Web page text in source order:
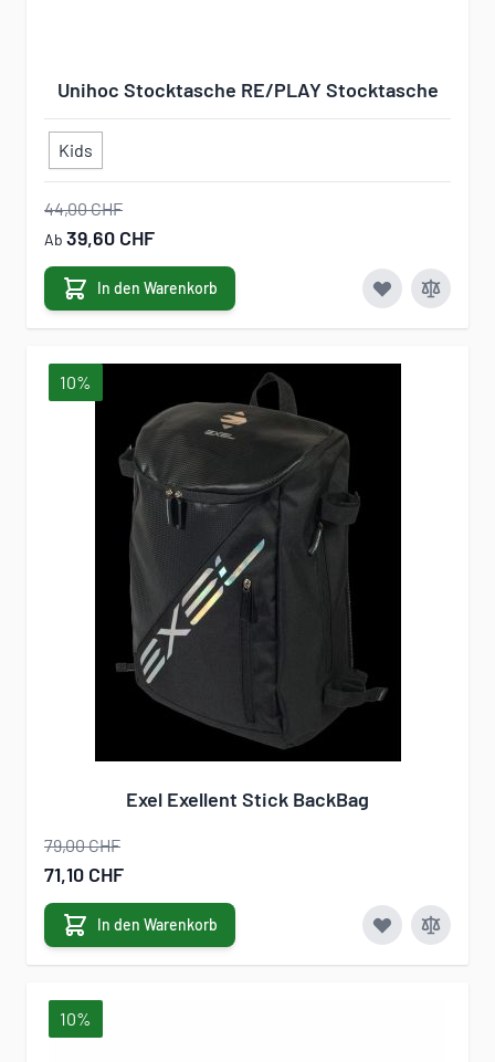
Unihoc Stocktasche RE/PLAY Stocktasche
Kids
44,00 CHF
Ab 39,60 CHF
In den Warenkorb
10%
Exel Exellent Stick BackBag
79,00 CHF
Sonderangebot
71,10 CHF
In den Warenkorb
10%